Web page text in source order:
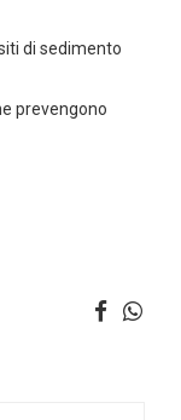
di sedimento
prevengono